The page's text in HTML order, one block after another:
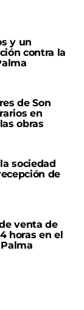
y un
contra la
de Son
en
obras
sociedad
de
venta de
horas en el